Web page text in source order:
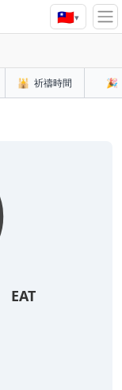
🇹🇼▾
🕌 祈禱時間 🎉
EAT